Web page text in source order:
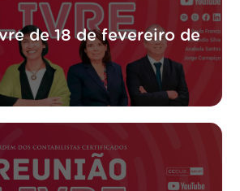
de 18 de fevereiro de